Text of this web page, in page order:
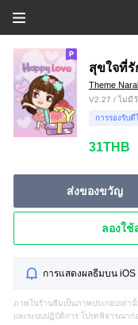
สุขใจที่
Theme
V2.27 / ไม่มี
การรองรับ
31THB
ส่งของขวัญ
ลองใช้
การแสดงผลธีมบน iOS
ภาพในร้านธีมเป็นภาพประกอบเท่า
และระบบปฏิบัติการ โปรดพิจารณาก่